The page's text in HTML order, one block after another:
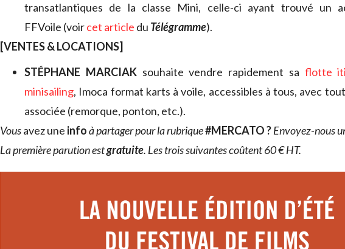
transatlantiques de la classe Mini, celle-ci ayant trouvé un
FFVoile (voircet article du Télégramme).
[VENTES & LOCATIONS]
STÉPHANE MARCIAK souhaite vendre rapidement sa flotte
minisailing, Imoca format karts à voile, accessibles à tous, avec
associée (remorque, ponton, etc.).
Vousavez une infoà partager pour la rubrique#MERCATO ?Envoyez-nous
La première parution estgratuite. Les trois suivantes coûtent 60 € HT.